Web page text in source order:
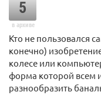
5
в архиве
Кто не пользовался
конечно)
колесе или
форма которой всем
разнообразить